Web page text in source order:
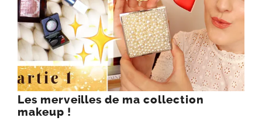
Les merveilles de ma collection
makeup !